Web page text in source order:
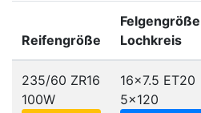
Reifengröße
Lochkreis
235/60 ZR16
100W
16x7.5 ET20
5x120